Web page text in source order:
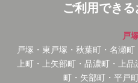
ご利用でき
戸
戸塚・東戸塚・秋葉町・名瀬町
上町・上矢部町・品濃町・上
町・矢部町・平戸